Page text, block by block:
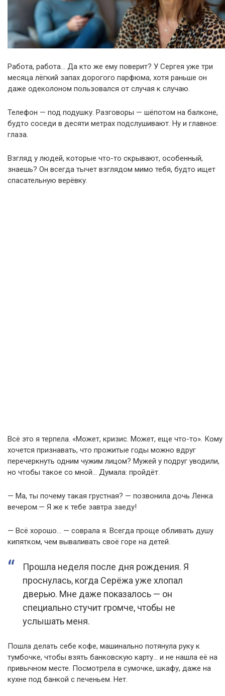
Работа, работа… Да кто же ему поверит? У Сергея уже три
месяца лёгкий запах дорогого парфюма, хотя раньше он
даже одеколоном пользовался от случая к случаю.
Телефон — под подушку. Разговоры — шёпотом на балконе,
будто соседи в десяти метрах подслушивают. Ну и главное:
глаза.
Взгляд у людей, которые что-то скрывают, особенный,
знаешь? Он всегда тычет взглядом мимо тебя, будто ищет
спасательную верёвку.
Всё это я терпела. «Может, кризис. Может, еще что-то». Кому
хочется признавать, что прожитые годы можно вдруг
перечеркнуть одним чужим лицом? Мужей у подруг уводили,
но чтобы такое со мной… Думала: пройдёт.
— Ма, ты почему такая грустная? — позвонила дочь Ленка
вечером.— Я же к тебе завтра заеду!
— Всё хорошо… — соврала я. Всегда проще обливать душу
кипятком, чем вываливать своё горе на детей.
Прошла неделя после дня рождения. Я
проснулась, когда Серёжа уже хлопал
дверью. Мне даже показалось — он
специально стучит громче, чтобы не
услышать меня.
Пошла делать себе кофе, машинально потянула руку к
тумбочке, чтобы взять банковскую карту… и не нашла её на
привычном месте. Посмотрела в сумочке, шкафу, даже на
кухне под банкой с печеньем. Нет.